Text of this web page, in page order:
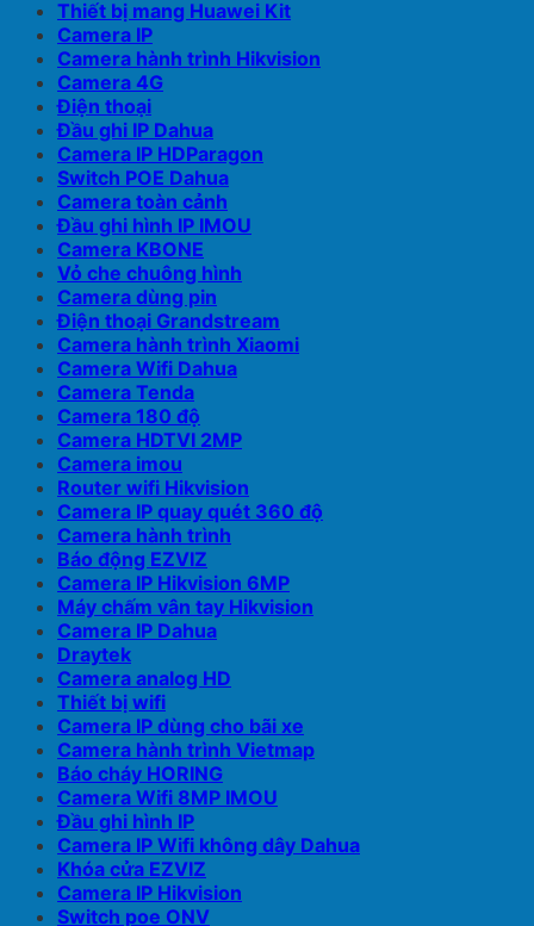
Thiết bị mang Huawei Kit
Camera IP
Camera hành trình Hikvision
Camera 4G
Điện thoại
Đầu ghi IP Dahua
Camera IP HDParagon
Switch POE Dahua
Camera toàn cảnh
Đầu ghi hình IP IMOU
Camera KBONE
Vỏ che chuông hình
Camera dùng pin
Điện thoại Grandstream
Camera hành trình Xiaomi
Camera Wifi Dahua
Camera Tenda
Camera 180 độ
Camera HDTVI 2MP
Camera imou
Router wifi Hikvision
Camera IP quay quét 360 độ
Camera hành trình
Báo động EZVIZ
Camera IP Hikvision 6MP
Máy chấm vân tay Hikvision
Camera IP Dahua
Draytek
Camera analog HD
Thiết bị wifi
Camera IP dùng cho bãi xe
Camera hành trình Vietmap
Báo cháy HORING
Camera Wifi 8MP IMOU
Đầu ghi hình IP
Camera IP Wifi không dây Dahua
Khóa cửa EZVIZ
Camera IP Hikvision
Switch poe ONV